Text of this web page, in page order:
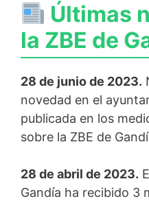
Últimas
la ZBE de
28 de junio de 2023.
novedad en el
publicada en los
sobre la ZBE de
28 de abril de 2023.
Gandía ha recibido 3